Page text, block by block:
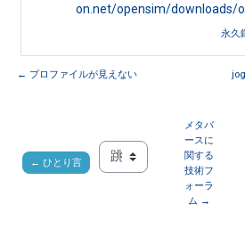
on.net/opensim/downloads/
永久
← プロファイルが見えない
← ひとり言 跳至...
メタバ
ースに
関する
技術フ
ォーラ
ム →